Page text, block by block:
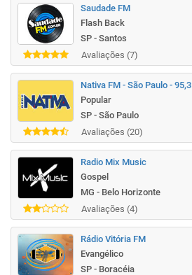
Saudade FM
Flash Back
SP - Santos
Avaliações (7)
Nativa FM - São Paulo - 95,3
Popular
SP - São Paulo
Avaliações (20)
Radio Mix Music
Gospel
MG - Belo Horizonte
Avaliações (4)
Rádio Vitória FM
Evangélico
SP - Boracéia